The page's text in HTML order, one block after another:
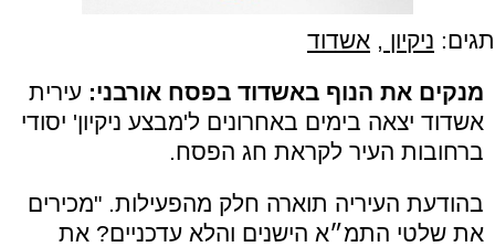
תגים: ניקיון , אשדוד
מנקים את הנוף באשדוד בפסח אורבני: עירית
אשדוד יצאה בימים באחרונים ל'מבצע ניקיון' יסודי
ברחובות העיר לקראת חג הפסח.
בהודעת העיריה תוארה חלק מהפעילות. "מכירים
את שלטי התמ״א הישנים והלא עדכניים? את